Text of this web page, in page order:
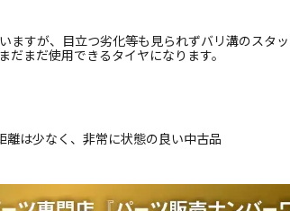
ますが、目立つ劣化等も見られずバリ溝のスタ
だまだ使用できるタイヤになります。
離は少なく、非常に状態の良い中古品